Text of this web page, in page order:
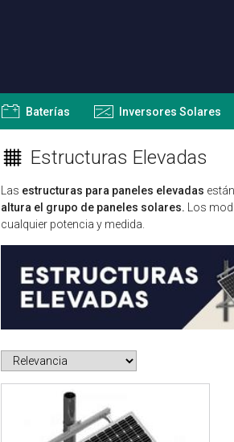
Baterías Inversores Solares
Estructuras Elevadas
Las estructuras para paneles elevadas
altura el grupo de paneles solares. Los
cualquier potencia y medida.